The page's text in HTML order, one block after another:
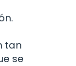
tan
se